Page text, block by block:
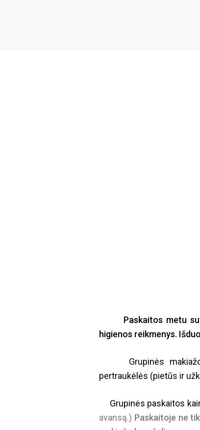
Paskaitos metu
higienos reikmenys.
Grupinės makiažo
pertraukėlės (pietūs ir
Grupinės paskaitos
avansą.) Paskaitoje ne